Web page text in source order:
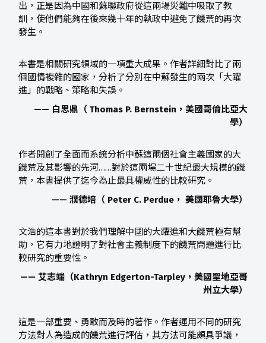
出，正是因為中國和蘇聯政府從這兩場災難中吸取了教
訓，使他們能夠在後來幾十年的執政中避免了饑荒的再次
發生。
本書是相關研究領域的一項重大成果。作者詳細對比了兩
個國情複雜的國家，分析了分別在中蘇發生的兩次「大躍
進」的戰略、策略和失誤。
—— 白思鼎（ Thomas P. Bernstein，美國哥倫比亞大
學）
作者開創了全面而系統分析中蘇這兩個社會主義國家的大
饑荒及其影響的先河……對於這兩場二十世紀最大規模的饑
荒，本書提供了迄今為止最具權威性的比較研究。
—— 濮德培（ Peter C. Perdue， 美國耶魯大學）
文浩的這本書對於我們理解中國的大躍進和大饑荒極有幫
助，它有力地證明了對社會主義制度下的饑荒問題進行比
較研究的重要性。
—— 艾志端（Kathryn Edgerton-Tarpley，美國聖地亞哥
州立大學）
這是一部重要、勇敢而及時的著作。作者運用不同的研究
方法對人為造成的饑荒進行評估，其方法可能頗具爭議，